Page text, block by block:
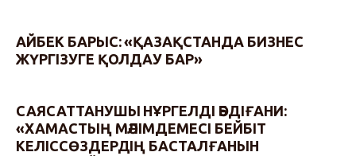
АЙБЕК БАРЫС: «ҚАЗАҚСТАНДА БИЗНЕС
ЖҮРГІЗУГЕ ҚОЛДАУ БАР»
САЯСАТТАНУШЫ НҰРГЕЛДІ ӘБДІҒАНИ:
«ХАМАСТЫҢ МӘЛІМДЕМЕСІ БЕЙБІТ
КЕЛІССӨЗДЕРДІҢ БАСТАЛҒАНЫН